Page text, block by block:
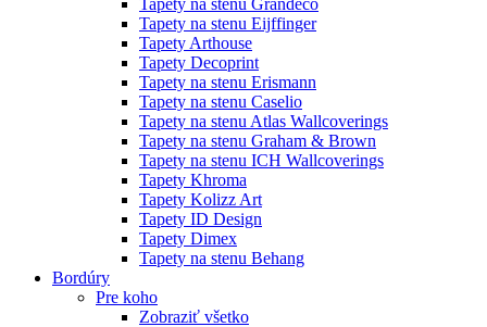
Tapety na stenu Eijffinger
Tapety Arthouse
Tapety Decoprint
Tapety na stenu Erismann
Tapety na stenu Caselio
Tapety na stenu Atlas Wallcoverings
Tapety na stenu Graham & Brown
Tapety na stenu ICH Wallcoverings
Tapety Khroma
Tapety Kolizz Art
Tapety ID Design
Tapety Dimex
Tapety na stenu Behang
Bordúry
Pre koho
Zobraziť všetko